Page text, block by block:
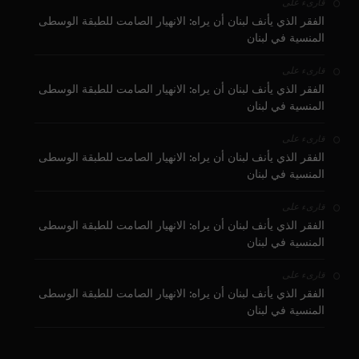
قارىء على
الفقر الذي يأنف لبنان أن يراه: الانهيار الصامت للطبقة الوسطى
المنسية في لبنان
قارىء على
الفقر الذي يأنف لبنان أن يراه: الانهيار الصامت للطبقة الوسطى
المنسية في لبنان
قارىء على
الفقر الذي يأنف لبنان أن يراه: الانهيار الصامت للطبقة الوسطى
المنسية في لبنان
قارىء على
الفقر الذي يأنف لبنان أن يراه: الانهيار الصامت للطبقة الوسطى
المنسية في لبنان
قارىء على
الفقر الذي يأنف لبنان أن يراه: الانهيار الصامت للطبقة الوسطى
المنسية في لبنان